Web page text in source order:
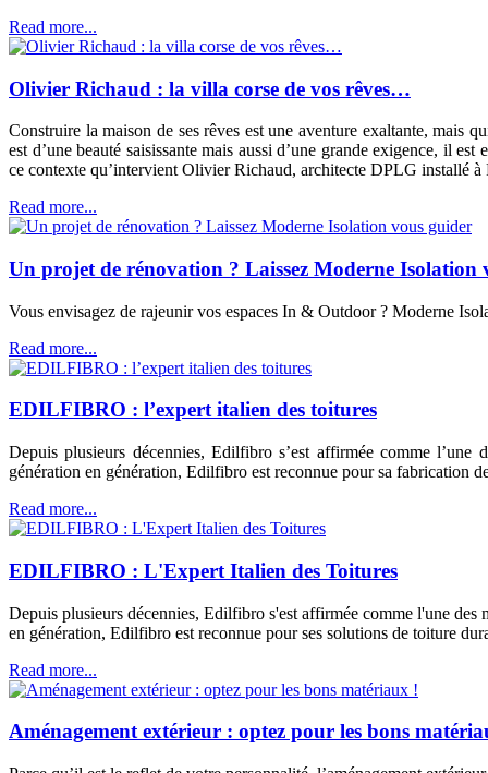
Read more...
Olivier Richaud : la villa corse de vos rêves…
Construire la maison de ses rêves est une aventure exaltante, mais
est d’une beauté saisissante mais aussi d’une grande exigence, il
ce contexte qu’intervient Olivier Richaud, architecte DPLG installé à
Read more...
Un projet de rénovation ? Laissez Moderne Isolation
Vous envisagez de rajeunir vos espaces In & Outdoor ? Moderne
Read more...
EDILFIBRO : l’expert italien des toitures
Depuis plusieurs décennies, Edilfibro s’est affirmée comme
génération en génération, Edilfibro est reconnue pour sa fabrication
Read more...
EDILFIBRO : L'Expert Italien des Toitures
Depuis plusieurs décennies, Edilfibro s'est affirmée comme l'une des
en génération, Edilfibro est reconnue pour ses solutions de toiture
Read more...
Aménagement extérieur : optez pour les bons